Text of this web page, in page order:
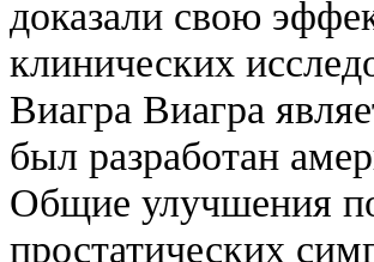
доказали свою
клинических
Виагра Виагра
был разработан
Общие улучшения
простатических